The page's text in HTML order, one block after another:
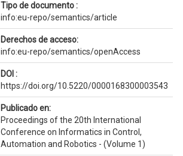
Tipo de documento :
info:eu-repo/semantics/article
Derechos de acceso:
info:eu-repo/semantics/openAccess
DOI :
https://doi.org/10.5220/0000168300003543
Publicado en:
Proceedings of the 20th International
Conference on Informatics in Control,
Automation and Robotics - (Volume 1)